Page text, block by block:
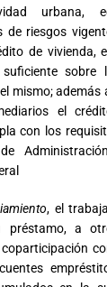
urbana,
de riesgos
de vivienda,
sobre
mismo; además
el
con los
, el
préstamo, a